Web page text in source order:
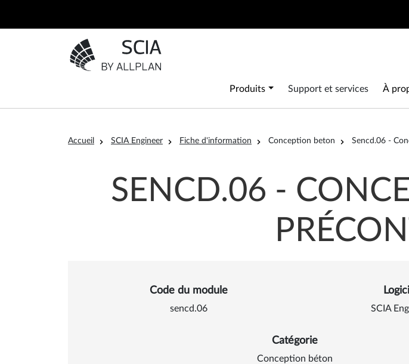
Main navigation
Produits Support et services À
Fil d'Ariane
Accueil SCIA Engineer Fiche d'information Conception beton Sencd.06 -
SENCD.06 -
Code du module
sencd.06 SCIA
Catégorie
Conception béton